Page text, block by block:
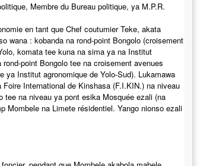
Membre du Bureau politique, ya M.P.R.
en tant que Chef coutumier Teke, akata
wana : kobanda na rond-point Bongolo (croisement
komata tee kuna na sima ya na Institut
point Bongolo tee na croisement avenues
ya Institut agronomique de Yolo-Sud). Lukamawa
International de Kinshasa (F.I.KIN.) na niveau
tee na niveau ya pont esika Mosquée ezali (na
Mombele na Limete résidentiel. Yango nionso ezali